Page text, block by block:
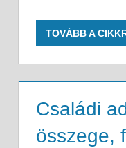
TOVÁBB A
Családi
összege,